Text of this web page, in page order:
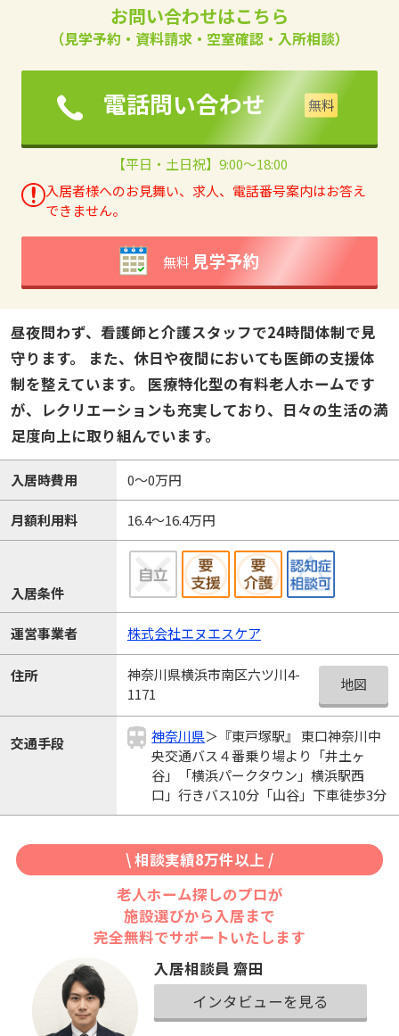
お問い合わせはこちら
（見学予約・資料請求・空室確認・入所相談）
電話問い合わせ
【平日・土日祝】9:00～18:00
入居者様へのお見舞い、求人、電話番号案内はお答え
できません。
無料 見学予約
昼夜問わず、看護師と介護スタッフで24時間体制で見
守ります。 また、休日や夜間においても医師の支援体
制を整えています。 医療特化型の有料老人ホームです
が、レクリエーションも充実しており、日々の生活の満
足度向上に取り組んでいます。
入居時費用 0～0万円
月額利用料 16.4～16.4万円
入居条件
運営事業者 株式会社エヌエスケア
住所
神奈川県横浜市南区六ツ川4-
1171
地図
交通手段 神奈川県＞『東戸塚駅』 東口神奈川中
央交通バス４番乗り場より「井土ヶ
谷」「横浜パークタウン」横浜駅西
口」行きバス10分「山谷」下車徒歩3分
\ 相談実績8万件以上 /
老人ホーム探しのプロが
施設選びから入居まで
完全無料でサポートいたします
入居相談員 齋田
インタビューを見る